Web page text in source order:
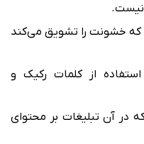
نیست.
خشونت را تشویق می‌کند
از کلمات رکیک و
در آن تبلیغات بر محتوای